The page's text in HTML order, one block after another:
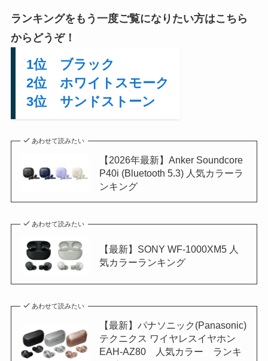
ランキングをもう一度ご覧になりたい方はこちら
からどうぞ！
1位 ブラック
2位 ホワイトスモーク
3位 サンドストーン
あわせて読みたい
【2026年最新】Anker Soundcore
P40i (Bluetooth 5.3) 人気カラーラ
ンキング
あわせて読みたい
【最新】SONY WF-1000XM5 人
気カラーランキング
あわせて読みたい
【最新】パナソニック(Panasonic)
テクニクス ワイヤレスイヤホン
EAH-AZ80 人気カラー ランキ